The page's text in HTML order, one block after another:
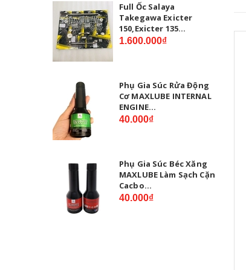
Full Ốc Salaya
Takegawa Exicter
150,Exicter 135...
1.600.000₫
Phụ Gia Súc Rửa Động
Cơ MAXLUBE INTERNAL
ENGINE...
40.000₫
Phụ Gia Súc Béc Xăng
MAXLUBE Làm Sạch Cặn
Cacbo...
40.000₫